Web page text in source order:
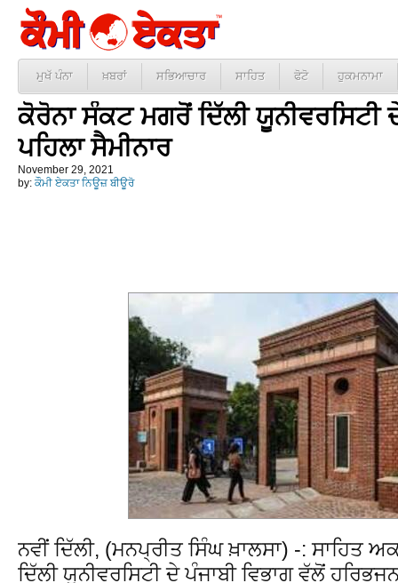
ਮੁਖੱ ਪੰਨਾ ਖ਼ਬਰਾਂ ਸਭਿਆਚਾਰ ਸਾਹਿਤ ਫੋਟੋ ਹੁਕਮਨਾਮਾ
ਕੋਰੋਨਾ ਸੰਕਟ ਮਗਰੋਂ ਦਿੱਲੀ ਯੂਨੀਵਰਸਿਟੀ
ਪਹਿਲਾ ਸੈਮੀਨਾਰ
November 29, 2021
by: ਕੌਮੀ ਏਕਤਾ ਨਿਊਜ਼ ਬੀਊਰੋ
ਨਵੀਂ ਦਿੱਲੀ, (ਮਨਪ੍ਰੀਤ ਸਿੰਘ ਖ਼ਾਲਸਾ) -: ਸਾਹਿਤ
ਦਿੱਲੀ ਯੂਨੀਵਰਸਿਟੀ ਦੇ ਪੰਜਾਬੀ ਵਿਭਾਗ ਵੱਲੋਂ